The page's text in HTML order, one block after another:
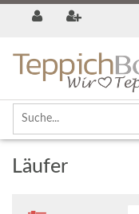
Läufer